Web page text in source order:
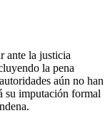
ante la justicia
la pena
aún no han
su imputación formal